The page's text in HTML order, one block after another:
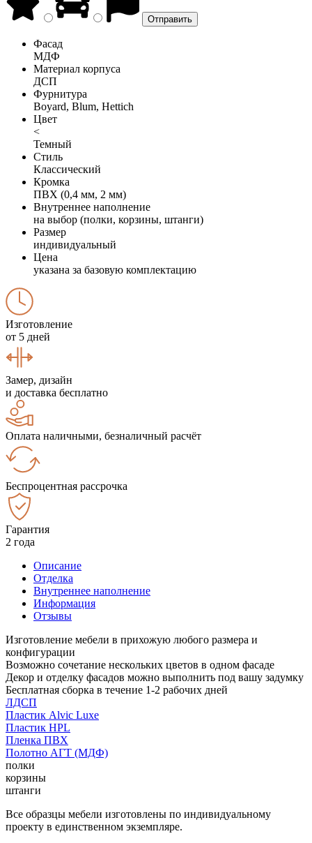
Фасад
МДФ
Материал корпуса
ДСП
Фурнитура
Boyard, Blum, Hettich
Цвет
<
Темный
Стиль
Классический
Кромка
ПВХ (0,4 мм, 2 мм)
Внутреннее наполнение
на выбор (полки, корзины, штанги)
Размер
индивидуальный
Цена
указана за базовую комплектацию
Изготовление
от 5 дней
Замер, дизайн
и доставка бесплатно
Оплата наличными, безналичный расчёт
Беспроцентная рассрочка
Гарантия
2 года
Описание
Отделка
Внутреннее наполнение
Информация
Отзывы
Изготовление мебели в прихожую любого размера и
конфигурации
Возможно сочетание нескольких цветов в одном фасаде
Декор и отделку фасадов можно выполнить под вашу задумку
Бесплатная сборка в течение 1-2 рабочих дней
ЛДСП
Пластик Alvic Luxe
Пластик HPL
Пленка ПВХ
Полотно АГТ (МДФ)
полки
корзины
штанги
Все образцы мебели изготовлены по индивидуальному
проекту в единственном экземпляре.